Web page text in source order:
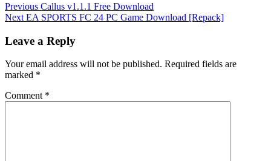
Previous Callus v1.1.1 Free Download
Next EA SPORTS FC 24 PC Game Download [Repack]
Leave a Reply
Your email address will not be published. Required fields are
marked *
Comment *